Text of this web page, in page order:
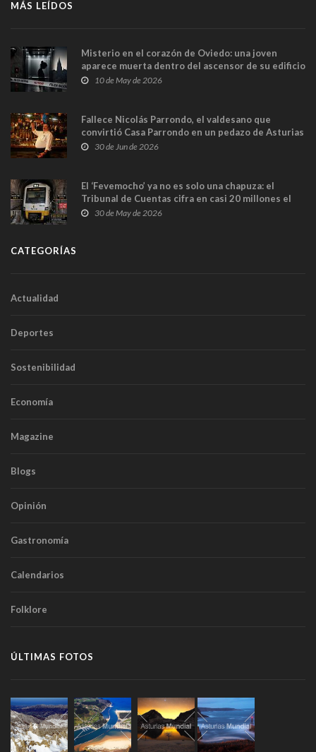
MÁS LEÍDOS
Misterio en el corazón de Oviedo: una joven
aparece muerta dentro del ascensor de su edificio
y las cámaras captan sus últimos minutos
10 de May de 2026
Fallece Nicolás Parrondo, el valdesano que
convirtió Casa Parrondo en un pedazo de Asturias
en Madrid
30 de Jun de 2026
El ‘Fevemocho’ ya no es solo una chapuza: el
Tribunal de Cuentas cifra en casi 20 millones el
sobrecoste de los trenes que no cabían por los
30 de May de 2026
CATEGORÍAS
Actualidad
Deportes
Sostenibilidad
Economía
Magazine
Blogs
Opinión
Gastronomía
Calendarios
Folklore
ÚLTIMAS FOTOS